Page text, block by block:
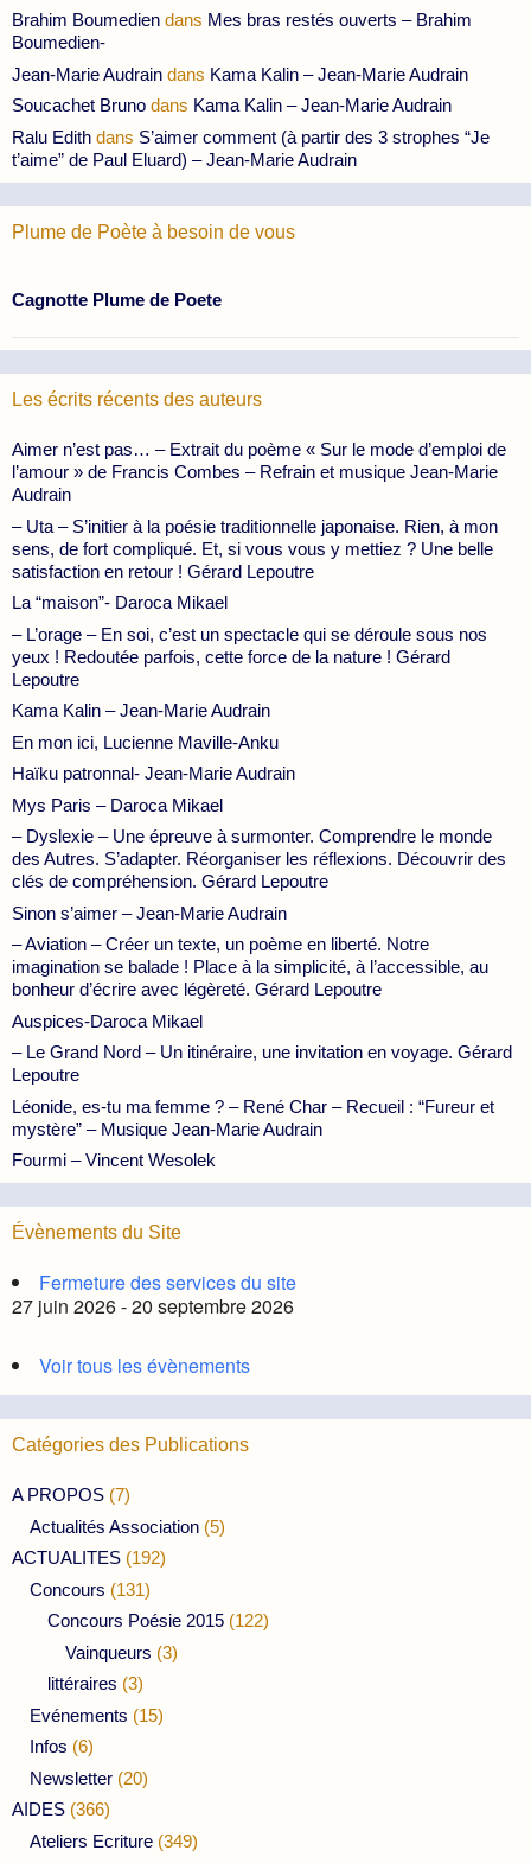
Brahim Boumedien dans Mes bras restés ouverts – Brahim
Boumedien-
Jean-Marie Audrain dans Kama Kalin – Jean-Marie Audrain
Soucachet Bruno dans Kama Kalin – Jean-Marie Audrain
Ralu Edith dans S’aimer comment (à partir des 3 strophes “Je
t’aime” de Paul Eluard) – Jean-Marie Audrain
Plume de Poète à besoin de vous
Cagnotte Plume de Poete
Les écrits récents des auteurs
Aimer n’est pas… – Extrait du poème « Sur le mode d’emploi de
l’amour » de Francis Combes – Refrain et musique Jean-Marie
Audrain
– Uta – S’initier à la poésie traditionnelle japonaise. Rien, à mon
sens, de fort compliqué. Et, si vous vous y mettiez ? Une belle
satisfaction en retour ! Gérard Lepoutre
La “maison”- Daroca Mikael
– L’orage – En soi, c’est un spectacle qui se déroule sous nos
yeux ! Redoutée parfois, cette force de la nature ! Gérard
Lepoutre
Kama Kalin – Jean-Marie Audrain
En mon ici, Lucienne Maville-Anku
Haïku patronnal- Jean-Marie Audrain
Mys Paris – Daroca Mikael
– Dyslexie – Une épreuve à surmonter. Comprendre le monde
des Autres. S’adapter. Réorganiser les réflexions. Découvrir des
clés de compréhension. Gérard Lepoutre
Sinon s’aimer – Jean-Marie Audrain
– Aviation – Créer un texte, un poème en liberté. Notre
imagination se balade ! Place à la simplicité, à l’accessible, au
bonheur d’écrire avec légèreté. Gérard Lepoutre
Auspices-Daroca Mikael
– Le Grand Nord – Un itinéraire, une invitation en voyage. Gérard
Lepoutre
Léonide, es-tu ma femme ? – René Char – Recueil : “Fureur et
mystère” – Musique Jean-Marie Audrain
Fourmi – Vincent Wesolek
Évènements du Site
Fermeture des services du site
27 juin 2026 - 20 septembre 2026
Voir tous les évènements
Catégories des Publications
A PROPOS (7)
Actualités Association (5)
ACTUALITES (192)
Concours (131)
Concours Poésie 2015 (122)
Vainqueurs (3)
littéraires (3)
Evénements (15)
Infos (6)
Newsletter (20)
AIDES (366)
Ateliers Ecriture (349)